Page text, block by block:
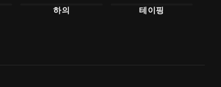
하의 테이핑